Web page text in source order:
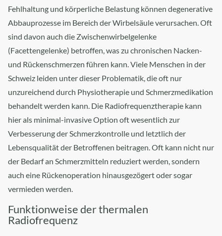
Fehlhaltung und körperliche Belastung können degenerative
Abbauprozesse im Bereich der Wirbelsäule verursachen. Oft
sind davon auch die Zwischenwirbelgelenke
(Facettengelenke) betroffen, was zu chronischen Nacken-
und Rückenschmerzen führen kann. Viele Menschen in der
Schweiz leiden unter dieser Problematik, die oft nur
unzureichend durch Physiotherapie und Schmerzmedikation
behandelt werden kann. Die Radiofrequenztherapie kann
hier als minimal-invasive Option oft wesentlich zur
Verbesserung der Schmerzkontrolle und letztlich der
Lebensqualität der Betroffenen beitragen. Oft kann nicht nur
der Bedarf an Schmerzmitteln reduziert werden, sondern
auch eine Rückenoperation hinausgezögert oder sogar
vermieden werden.
Funktionweise der thermalen
Radiofrequenz